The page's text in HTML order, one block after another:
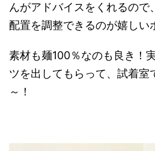
んがアドバイスをくれるので
配置を調整できるのが嬉しい
素材も麺100％なのも良き！
ツを出してもらって、試着室
～！